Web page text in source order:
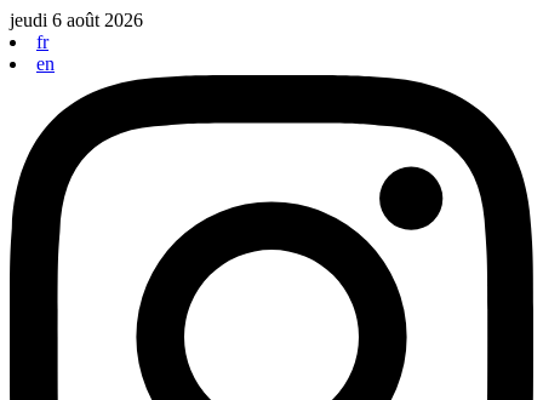
Aller
au
contenu
jeudi 6 août 2026
fr
en